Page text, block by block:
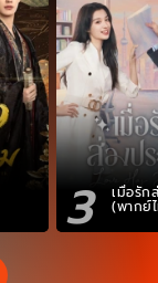
3 เมื่อรัก
(พากย์